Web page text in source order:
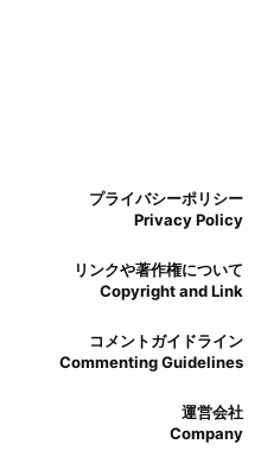
プライバシーポリシー
Privacy Policy
リンクや著作権について
Copyright and Link
コメントガイドライン
Commenting Guidelines
運営会社
Company